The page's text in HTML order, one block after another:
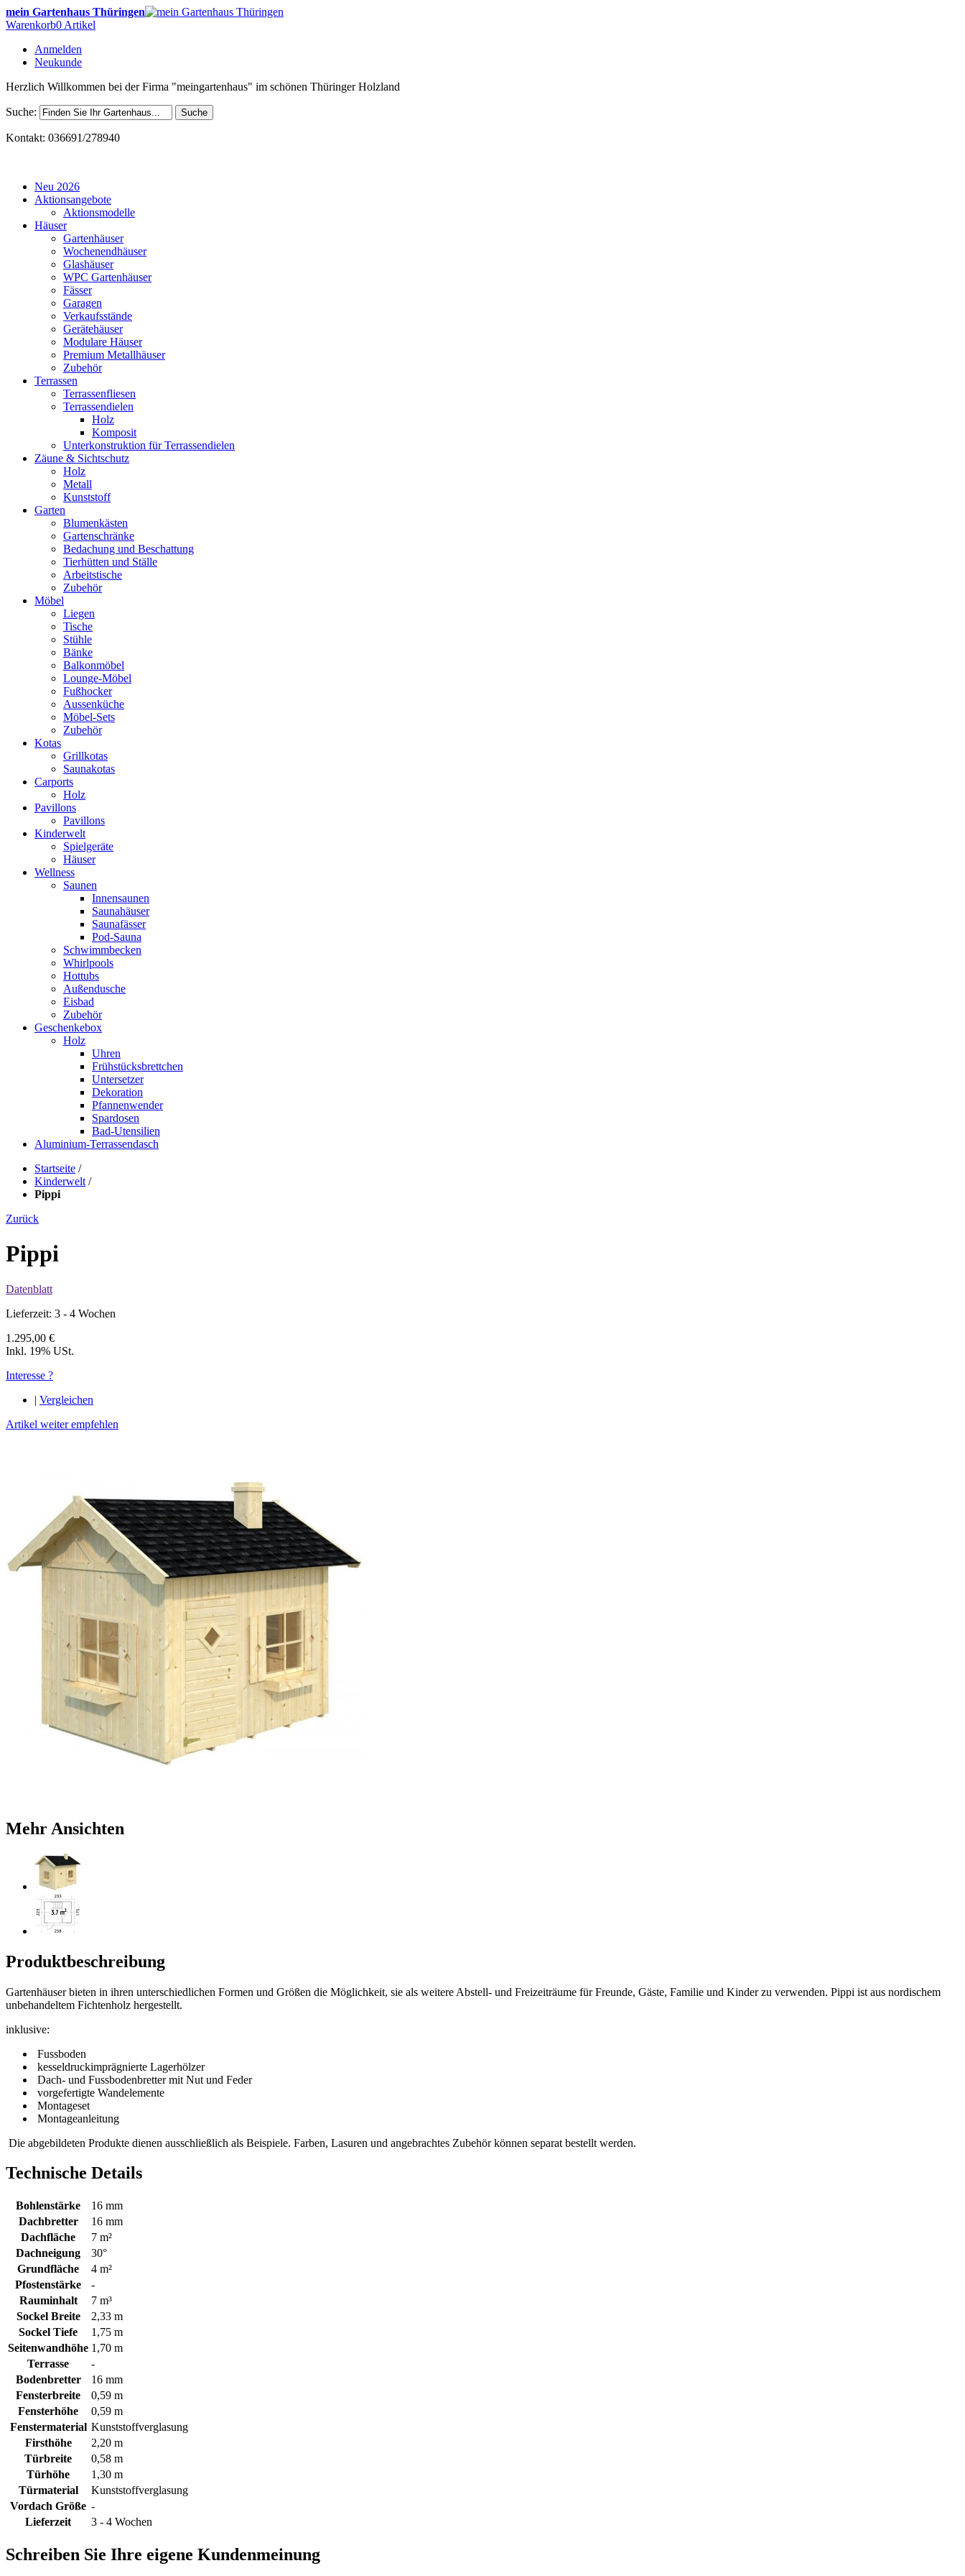
mein Gartenhaus Thüringen
Warenkorb0 Artikel
Anmelden
Neukunde
Herzlich Willkommen bei der Firma "meingartenhaus" im schönen Thüringer Holzland
Suche: Suche
Kontakt: 036691/278940
Neu 2026
Aktionsangebote
Aktionsmodelle
Häuser
Gartenhäuser
Wochenendhäuser
Glashäuser
WPC Gartenhäuser
Fässer
Garagen
Verkaufsstände
Gerätehäuser
Modulare Häuser
Premium Metallhäuser
Zubehör
Terrassen
Terrassenfliesen
Terrassendielen
Holz
Komposit
Unterkonstruktion für Terrassendielen
Zäune & Sichtschutz
Holz
Metall
Kunststoff
Garten
Blumenkästen
Gartenschränke
Bedachung und Beschattung
Tierhütten und Ställe
Arbeitstische
Zubehör
Möbel
Liegen
Tische
Stühle
Bänke
Balkonmöbel
Lounge-Möbel
Fußhocker
Aussenküche
Möbel-Sets
Zubehör
Kotas
Grillkotas
Saunakotas
Carports
Holz
Pavillons
Pavillons
Kinderwelt
Spielgeräte
Häuser
Wellness
Saunen
Innensaunen
Saunahäuser
Saunafässer
Pod-Sauna
Schwimmbecken
Whirlpools
Hottubs
Außendusche
Eisbad
Zubehör
Geschenkebox
Holz
Uhren
Frühstücksbrettchen
Untersetzer
Dekoration
Pfannenwender
Spardosen
Bad-Utensilien
Aluminium-Terrassendasch
Startseite /
Kinderwelt /
Pippi
Zurück
Pippi
Datenblatt
Lieferzeit: 3 - 4 Wochen
1.295,00 €
Inkl. 19% USt.
Interesse ?
| Vergleichen
Artikel weiter empfehlen
Mehr Ansichten
Produktbeschreibung
Gartenhäuser bieten in ihren unterschiedlichen Formen und Größen die Möglichkeit, sie als weitere Abstell- und Freizeiträume für Freunde, Gäste, Familie und Kinder zu verwenden. Pippi ist aus nordischem
unbehandeltem Fichtenholz hergestellt.
inklusive:
Fussboden
kesseldruckimprägnierte Lagerhölzer
Dach- und Fussbodenbretter mit Nut und Feder
vorgefertigte Wandelemente
Montageset
Montageanleitung
Die abgebildeten Produkte dienen ausschließlich als Beispiele. Farben, Lasuren und angebrachtes Zubehör können separat bestellt werden.
Technische Details
Bohlenstärke
16 mm
Dachbretter
16 mm
Dachfläche
7 m²
Dachneigung
30°
Grundfläche
4 m²
Pfostenstärke
-
Rauminhalt
7 m³
Sockel Breite
2,33 m
Sockel Tiefe
1,75 m
Seitenwandhöhe 1,70 m
Terrasse
-
Bodenbretter
16 mm
Fensterbreite
0,59 m
Fensterhöhe
0,59 m
Fenstermaterial Kunststoffverglasung
Firsthöhe
2,20 m
Türbreite
0,58 m
Türhöhe
1,30 m
Türmaterial
Kunststoffverglasung
Vordach Größe -
Lieferzeit
3 - 4 Wochen
Schreiben Sie Ihre eigene Kundenmeinung